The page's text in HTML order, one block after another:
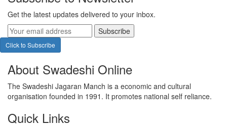
Get the latest updates delivered to your inbox.
Subscribe
Click to Subscribe
About Swadeshi Online
The Swadeshi Jagaran Manch is a economic and cultural
organisation founded in 1991. It promotes national self reliance.
Quick Links